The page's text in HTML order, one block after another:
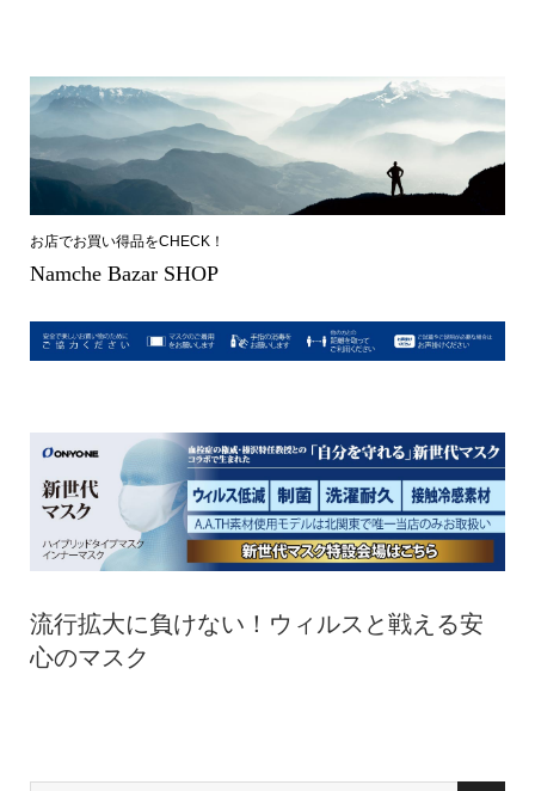
お店でお買い得品をCHECK！
Namche Bazar SHOP
流行拡大に負けない！ウィルスと戦える安
心のマスク